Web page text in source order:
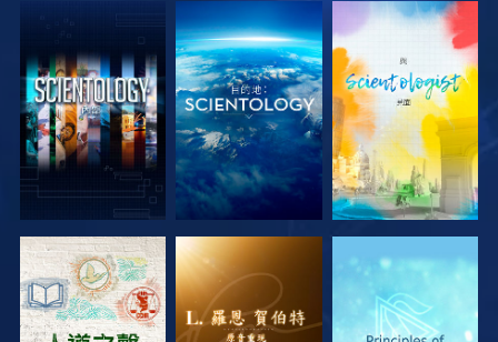
探索系列節目 探索系列節目 探索系列節目